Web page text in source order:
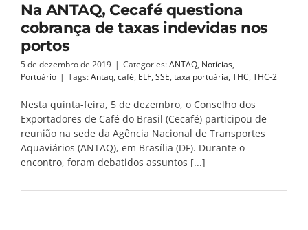
Na ANTAQ, Cecafé questiona
cobrança de taxas indevidas nos
portos
5 de dezembro de 2019 | Categories:ANTAQ, Notícias,
Portuário | Tags:Antaq, café, ELF, SSE, taxa portuária, THC, THC-2
Nesta quinta-feira, 5 de dezembro, o Conselho dos
Exportadores de Café do Brasil (Cecafé) participou de
reunião na sede da Agência Nacional de Transportes
Aquaviários (ANTAQ), em Brasília (DF). Durante o
encontro, foram debatidos assuntos [...]